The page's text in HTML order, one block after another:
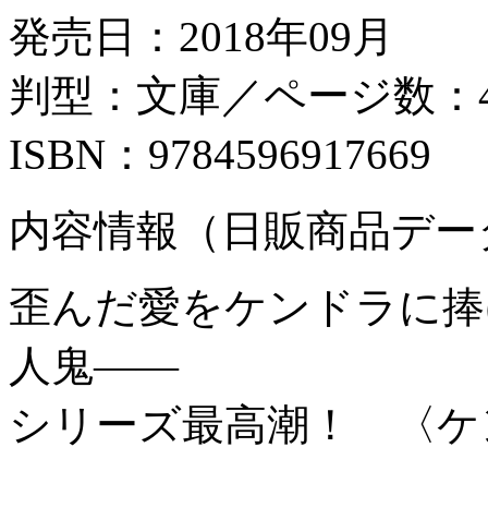
発売日：2018年09月
判型：文庫／ページ数：
ISBN：9784596917669
内容情報（日販商品デ
歪んだ愛をケンドラに
人鬼――
シリーズ最高潮！ 〈ケ